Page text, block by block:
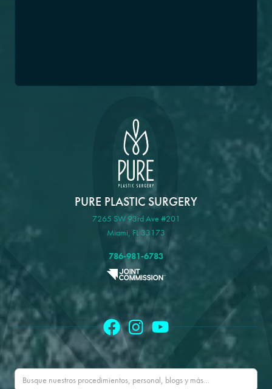
PURE PLASTIC SURGERY
7265 SW 93rd Ave #201
Miami, FL 33173
786-981-6783